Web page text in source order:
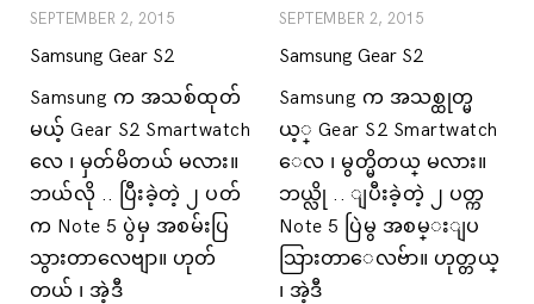
SEPTEMBER 2, 2015
Samsung Gear S2
Samsung က အသစ်ထုတ်
မယ့် Gear S2 Smartwatch
လေ ၊ မှတ်မိတယ် မလား။
ဘယ်လို .. ပြီးခဲ့တဲ့ ၂ ပတ်
က Note 5 ပွဲမှ အစမ်းပြ
သွားတာလေဗျာ။ ဟုတ်
တယ် ၊ အဲ့ဒီ
SEPTEMBER 2, 2015
Samsung Gear S2
Samsung က အသစ္ထုတ္မ
ယ့္ Gear S2 Smartwatch
ေလ ၊ မွတ္မိတယ္ မလား။
ဘယ္လို .. ျပီးခဲ့တဲ့ ၂ ပတ္က
Note 5 ပြဲမွ အစမ္းျပ
သြားတာေလဗ်ာ။ ဟုတ္တယ္
၊ အဲ့ဒီ